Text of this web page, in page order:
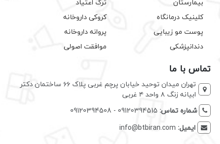
کلینیک درمانگاه
پوست مو زیبایی
دندانپزشکی
کروکی داروخانه
پروانه داروخانه
موافقت اصولی
تماس با ما
تهران میدان توحید خیابان پرچم غربی پلاک ۶۶ ساختمان دکتر
ابیانه زنگ ۸ واحد ۴ غربی
شماره تماس: 09120394515 - 09120394508
ایمیل: info@btbiran.com